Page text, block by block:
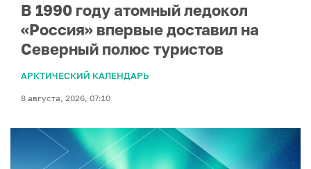
В 1990 году атомный ледокол
«Россия» впервые доставил на
Северный полюс туристов
АРКТИЧЕСКИЙ КАЛЕНДАРЬ
8 августа, 2026, 07:10